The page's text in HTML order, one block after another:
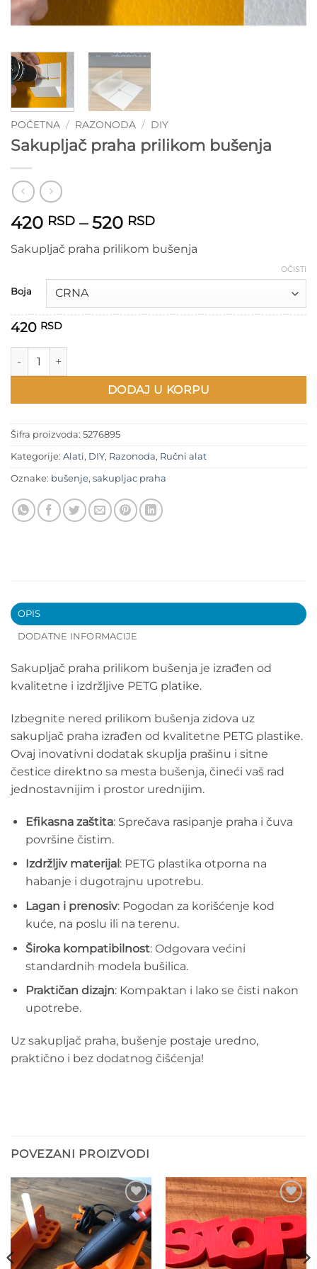
POČETNA / RAZONODA / DIY
Sakupljač praha prilikom bušenja
420 RSD – 520 RSDRaspon
od
520 RSD
Sakupljač praha prilikom bušenja
Boja
OČISTI
420 RSD
Sakupljač praha prilikom bušenja količina
DODAJ U KORPU
Šifra proizvoda: 5276895
Kategorije: Alati, DIY, Razonoda, Ručni alat
Oznake: bušenje, sakupljac praha
OPIS
DODATNE INFORMACIJE
Sakupljač praha prilikom bušenja je izrađen od
kvalitetne i izdržljive PETG platike.
Izbegnite nered prilikom bušenja zidova uz
sakupljač praha izrađen od kvalitetne PETG plastike.
Ovaj inovativni dodatak skuplja prašinu i sitne
čestice direktno sa mesta bušenja, čineći vaš rad
jednostavnijim i prostor urednijim.
Efikasna zaštita: Sprečava rasipanje praha i čuva
površine čistim.
Izdržljiv materijal : PETG plastika otporna na
habanje i dugotrajnu upotrebu.
Lagan i prenosiv: Pogodan za korišćenje kod
kuće, na poslu ili na terenu.
Široka kompatibilnost: Odgovara većini
standardnih modela bušilica.
Praktičan dizajn: Kompaktan i lako se čisti nakon
upotrebe.
Uz sakupljač praha, bušenje postaje uredno,
praktično i bez dodatnog čišćenja!
POVEZANI PROIZVODI
Add to
wishlist
Add to
wishlist